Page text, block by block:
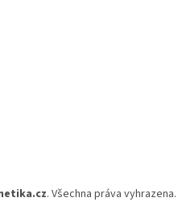
. Všechna práva vyhrazena.